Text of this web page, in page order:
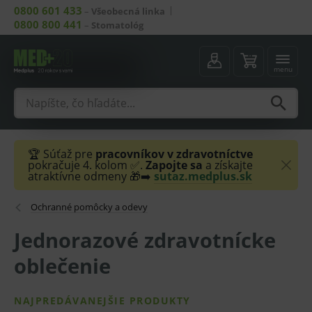
0800 601 433 – Všeobecná linka
0800 800 441 – Stomatológ
menu
🏆 Súťaž pre pracovníkov v zdravotníctve
pokračuje 4. kolom ✅. Zapojte sa a získajte
atraktívne odmeny 🎁➡️ sutaz.medplus.sk
Ochranné pomôcky a odevy
Jednorazové zdravotnícke
oblečenie